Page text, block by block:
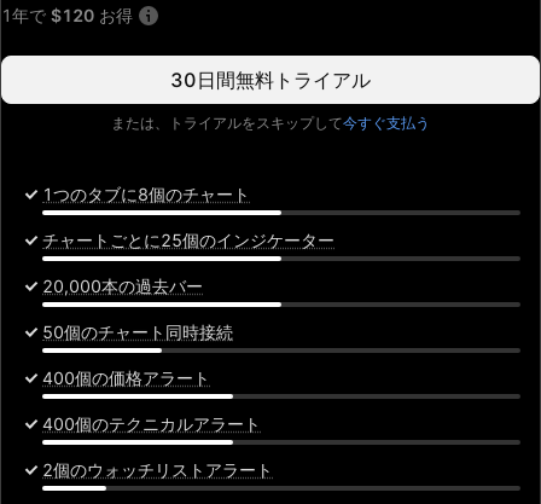
月
1年で $120 お得
30日間無料トライアル
または、トライアルをスキップして今すぐ支払う
1つのタブに8個のチャート
チャートごとに25個のインジケーター
20,000本の過去バー
50個のチャート同時接続
400個の価格アラート
400個のテクニカルアラート
2個のウォッチリストアラート